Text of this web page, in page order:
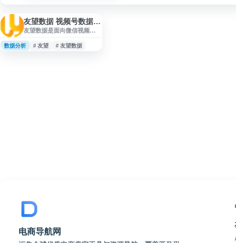
友望数据 视频号数据分析平台
友望数据是面向微信视频号
平台，提供视频号达人带货
能力分析、直播数据监测、
数据分析 # 友望 # 友望数据
电商导航网